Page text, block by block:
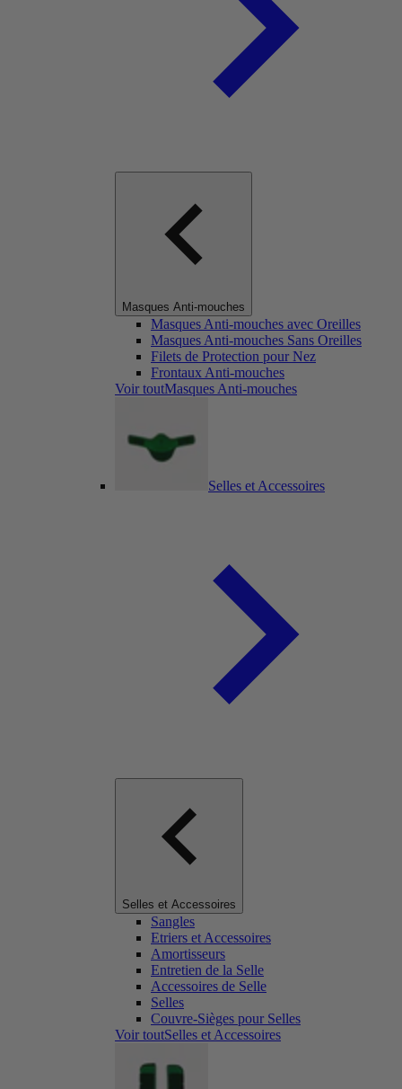
Masques Anti-mouches
Masques Anti-mouches avec Oreilles
Masques Anti-mouches Sans Oreilles
Filets de Protection pour Nez
Frontaux Anti-mouches
Voir toutMasques Anti-mouches
Selles et Accessoires
Selles et Accessoires
Sangles
Etriers et Accessoires
Amortisseurs
Entretien de la Selle
Accessoires de Selle
Selles
Couvre-Sièges pour Selles
Voir toutSelles et Accessoires